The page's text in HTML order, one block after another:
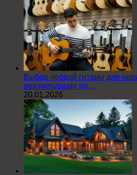
Выбор первой гитары для
рекомендации по…
20.01.2026